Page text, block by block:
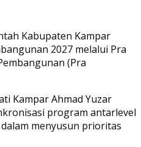
Kabupaten Kampar
2027 melalui Pra
(Pra
Kampar Ahmad Yuzar
program antarlevel
menyusun prioritas